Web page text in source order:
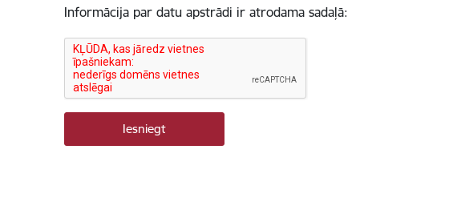
Informācija par datu apstrādi ir atrodama sadaļā: